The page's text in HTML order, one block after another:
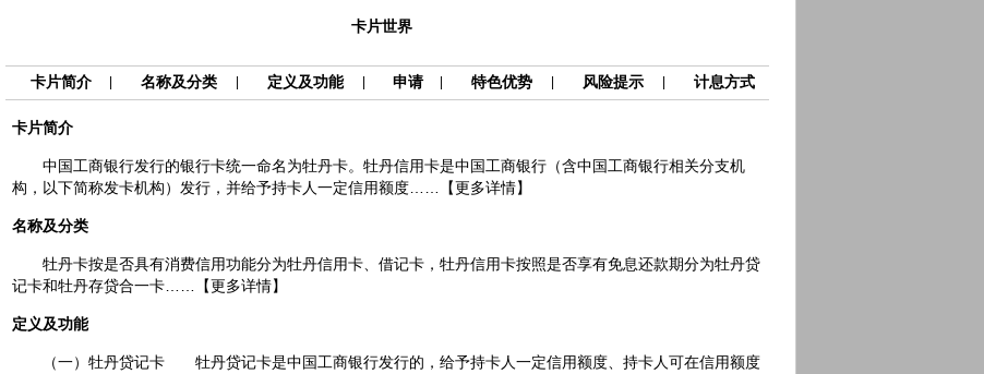
卡片世界
卡片简介 名称及分类 定义及功能 申请 特色优势 风险提示 计息方式
卡片简介
中国工商银行发行的银行卡统一命名为牡丹卡。牡丹信用卡是中国工商银行（含中国工商银行相关分支机
构，以下简称发卡机构）发行，并给予持卡人一定信用额度……
【更多详情】
名称及分类
牡丹卡按是否具有消费信用功能分为牡丹信用卡、借记卡，牡丹信用卡按照是否享有免息还款期分为牡丹贷
记卡和牡丹存贷合一卡……
【更多详情】
定义及功能
（一）牡丹贷记卡 牡丹贷记卡是中国工商银行发行的，给予持卡人一定信用额度、持卡人可在信用额度